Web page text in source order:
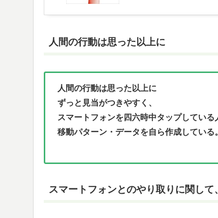
人間の行動は思った以上に
人間の行動は思った以上に
ずっと見当がつきやすく、
スマートフォンを四六時中タップしている
移動パターン・データを自ら作成している。
スマートフォンとのやり取りに関して、